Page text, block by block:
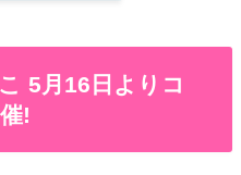
5月16日よりコ
!